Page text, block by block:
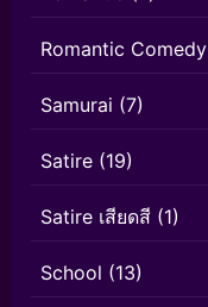
Romantic Comedy
Samurai (7)
Satire (19)
Satire เสียดสี (1)
School (13)